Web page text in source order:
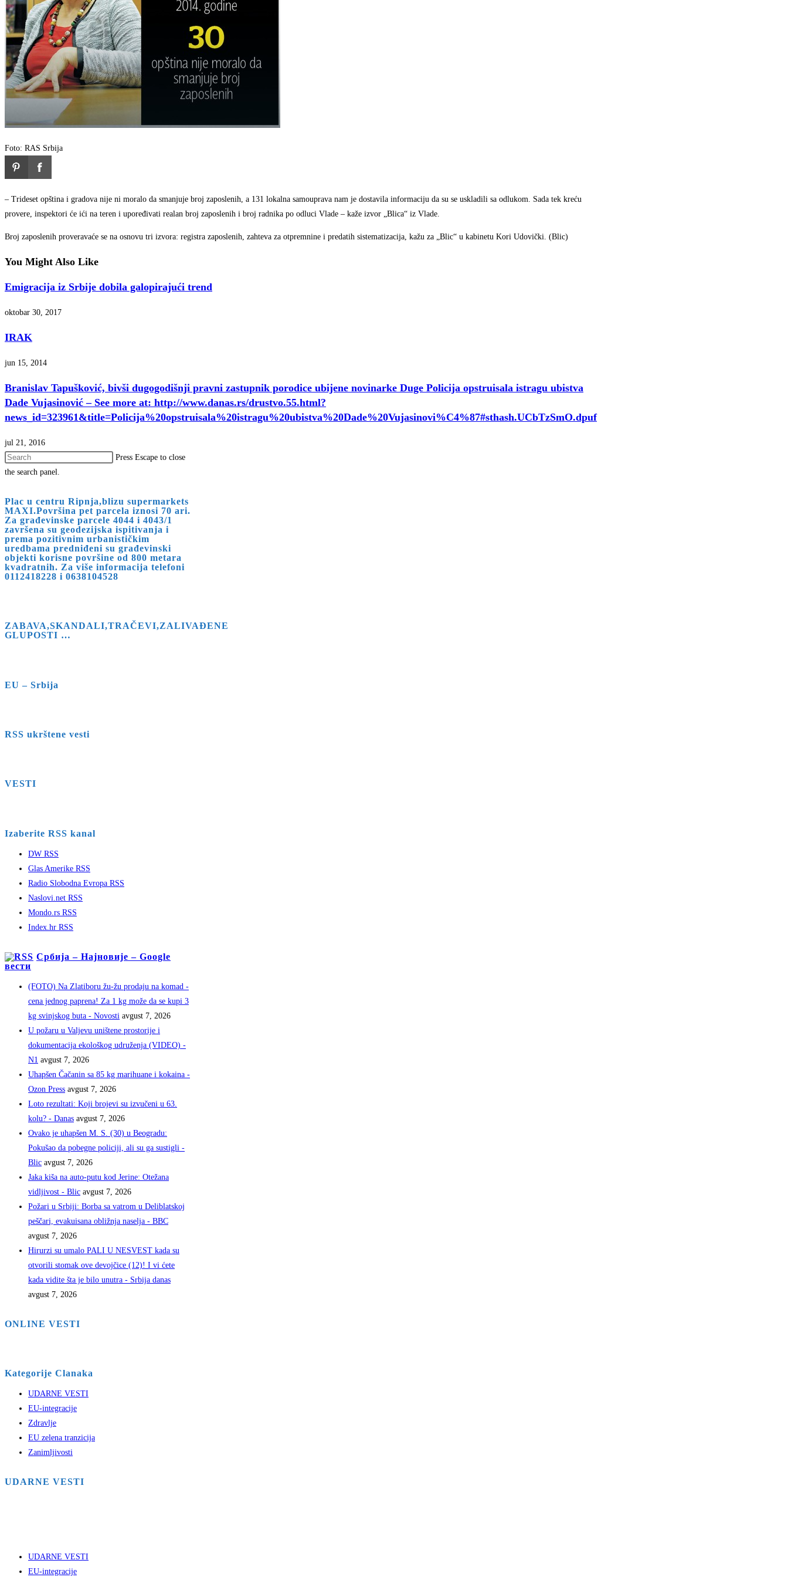
Foto: RAS Srbija
– Trideset opština i gradova nije ni moralo da smanjuje broj zaposlenih, a 131 lokalna samouprava nam je dostavila informaciju da su se uskladili sa odlukom. Sada tek kreću
provere, inspektori će ići na teren i upoređivati realan broj zaposlenih i broj radnika po odluci Vlade – kaže izvor „Blica“ iz Vlade.
Broj zaposlenih proveravaće se na osnovu tri izvora: registra zaposlenih, zahteva za otpremnine i predatih sistematizacija, kažu za „Blic“ u kabinetu Kori Udovički. (Blic)
You Might Also Like
Emigracija iz Srbije dobila galopirajući trend
oktobar 30, 2017
IRAK
jun 15, 2014
Branislav Tapušković, bivši dugogodišnji pravni zastupnik porodice ubijene novinarke Duge Policija opstruisala istragu ubistva
Dade Vujasinović – See more at: http://www.danas.rs/drustvo.55.html?
news_id=323961&title=Policija%20opstruisala%20istragu%20ubistva%20Dade%20Vujasinovi%C4%87#sthash.UCbTzSmO.dpuf
jul 21, 2016
Press Escape to close
the search panel.
Plac u centru Ripnja,blizu supermarkets
MAXI.Površina pet parcela iznosi 70 ari.
Za građevinske parcele 4044 i 4043/1
završena su geodezijska ispitivanja i
prema pozitivnim urbanističkim
uredbama predniđeni su građevinski
objekti korisne površine od 800 metara
kvadratnih. Za više informacija telefoni
0112418228 i 0638104528
ZABAVA,SKANDALI,TRAČEVI,ZALIVAĐENE
GLUPOSTI …
EU – Srbija
RSS ukrštene vesti
VESTI
Izaberite RSS kanal
DW RSS
Glas Amerike RSS
Radio Slobodna Evropa RSS
Naslovi.net RSS
Mondo.rs RSS
Index.hr RSS
Србија – Најновије – Google
вести
(FOTO) Na Zlatiboru žu-žu prodaju na komad -
cena jednog paprena! Za 1 kg može da se kupi 3
kg svinjskog buta - Novosti avgust 7, 2026
U požaru u Valjevu uništene prostorije i
dokumentacija ekološkog udruženja (VIDEO) -
N1 avgust 7, 2026
Uhapšen Čačanin sa 85 kg marihuane i kokaina -
Ozon Press avgust 7, 2026
Loto rezultati: Koji brojevi su izvučeni u 63.
kolu? - Danas avgust 7, 2026
Ovako je uhapšen M. S. (30) u Beogradu:
Pokušao da pobegne policiji, ali su ga sustigli -
Blic avgust 7, 2026
Jaka kiša na auto-putu kod Jerine: Otežana
vidljivost - Blic avgust 7, 2026
Požari u Srbiji: Borba sa vatrom u Deliblatskoj
peščari, evakuisana obližnja naselja - BBC
avgust 7, 2026
Hirurzi su umalo PALI U NESVEST kada su
otvorili stomak ove devojčice (12)! I vi ćete
kada vidite šta je bilo unutra - Srbija danas
avgust 7, 2026
ONLINE VESTI
Kategorije Clanaka
UDARNE VESTI
EU-integracije
Zdravlje
EU zelena tranzicija
Zanimljivosti
UDARNE VESTI
UDARNE VESTI
EU-integracije